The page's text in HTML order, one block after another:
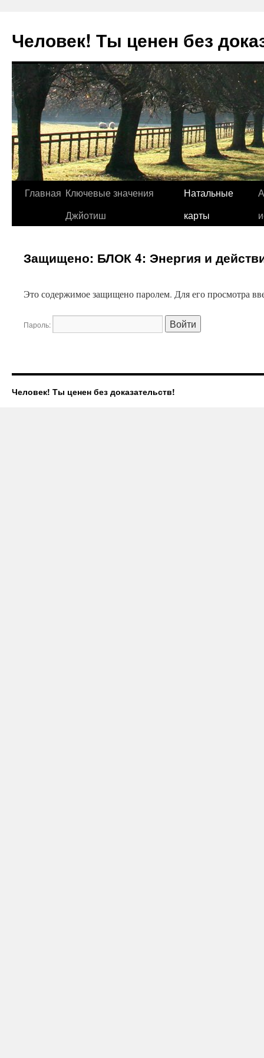
Человек! Ты ценен без
Перейти
Главная Ключевые значения
Джйотиш
Натальные
карты
Защищено: БЛОК 4: Энергия и
Это содержимое защищено паролем. Для его просмотра
Пароль:
Человек! Ты ценен без доказательств!